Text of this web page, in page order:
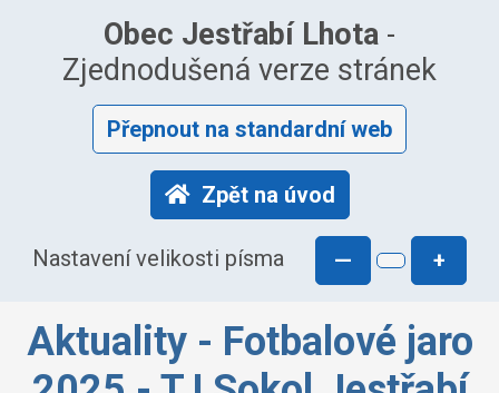
Obec Jestřabí Lhota -
Zjednodušená verze stránek
Přepnout na standardní web
Zpět na úvod
Nastavení velikosti písma — +
Aktuality - Fotbalové jaro